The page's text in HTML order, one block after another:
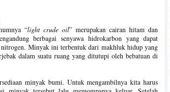
“light crude oil” merupakan cairan hitam dan
berbagai senyawa hidrokarbon yang dapat
Minyak ini terbentuk dari makhluk hidup yang
dalam suatu ruang yang ditutupi oleh bebatuan di
minyak bumi. Untuk mengambilnya kita harus